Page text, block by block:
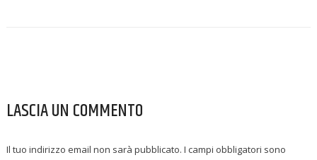
LASCIA UN COMMENTO
Il tuo indirizzo email non sarà pubblicato. I campi obbligatori sono